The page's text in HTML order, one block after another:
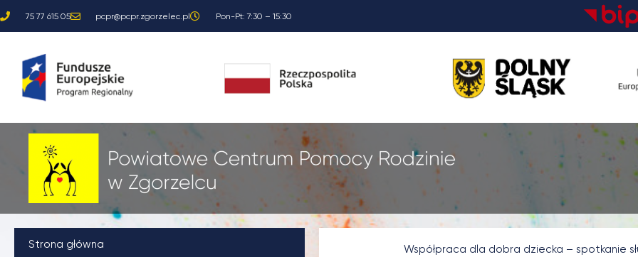
Przejdź
do
75 77 615 05 pcpr@pcpr.zgorzelec.pl Pon-Pt: 7:30 – 15:30
Strona główna Współpraca dla dobra dziecka – spotkanie